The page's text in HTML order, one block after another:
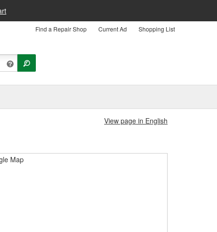
Find a Repair Shop Current Ad Shopping List
View page in English